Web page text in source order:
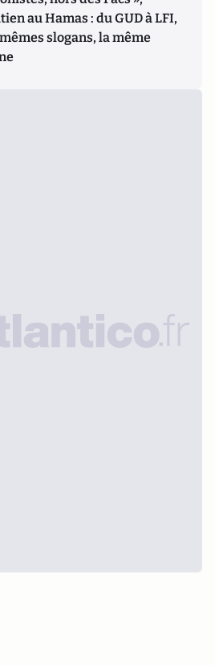
au Hamas : du GUD à LFI,
slogans, la même